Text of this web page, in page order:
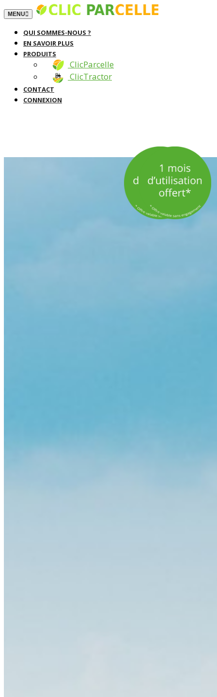
TOGGLE NAVIGATION
MENU
QUI SOMMES-NOUS ?
EN SAVOIR PLUS
PRODUITS
ClicParcelle
ClicTractor
CONTACT
CONNEXION